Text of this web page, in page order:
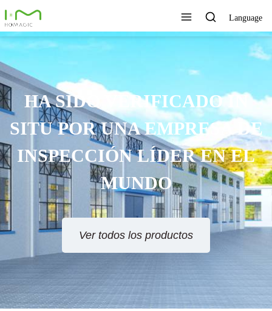
Language
HA SIDO VERIFICADO IN
SITU POR UNA EMPRESA DE
INSPECCIÓN LÍDER EN EL
MUNDO
Ver todos los productos